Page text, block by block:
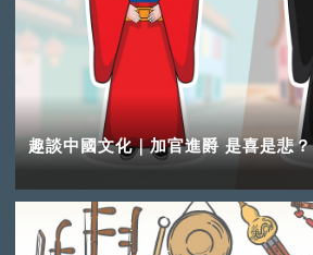
趣談中國文化｜加官進爵 是喜是悲？